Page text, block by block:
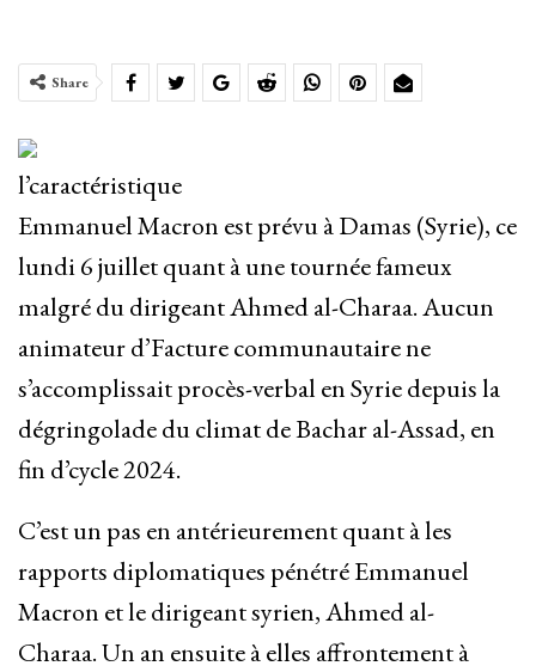
Share
l’caractéristique
Emmanuel Macron est prévu à Damas (Syrie), ce
lundi 6 juillet quant à une tournée fameux
malgré du dirigeant Ahmed al-Charaa. Aucun
animateur d’Facture communautaire ne
s’accomplissait procès-verbal en Syrie depuis la
dégringolade du climat de Bachar al-Assad, en
fin d’cycle 2024.
C’est un pas en antérieurement quant à les
rapports diplomatiques pénétré Emmanuel
Macron et le dirigeant syrien, Ahmed al-
Charaa. Un an ensuite à elles affrontement à